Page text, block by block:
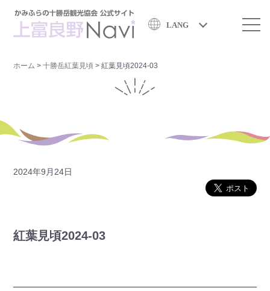
LANG
ホーム >十勝岳紅葉見頃 >紅葉見頃2024-03
2024年9月24日
紅葉見頃2024-03